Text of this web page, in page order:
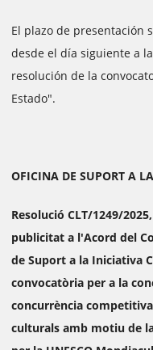
El plazo de presentación
desde el día siguiente a
resolución de la
Estado".
OFICINA DE SUPORT A
Resolució CLT/1249/
publicitat a l'Acord del
de Suport a la Iniciativa
convocatòria per a la
concurrència
culturals amb motiu de